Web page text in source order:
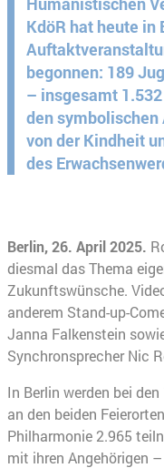
KdöR hat heute in
begonnen: 189
– insgesamt
den symbolischen
von der Kindheit
des
Berlin, 26. April 2025.
diesmal das Thema
Zukunftswünsche.
anderem Stand-up-
Janna Falkenstein
Synchronsprecher Nic
In Berlin werden bei
an den beiden
Philharmonie 2.965
mit ihren Angehörigen